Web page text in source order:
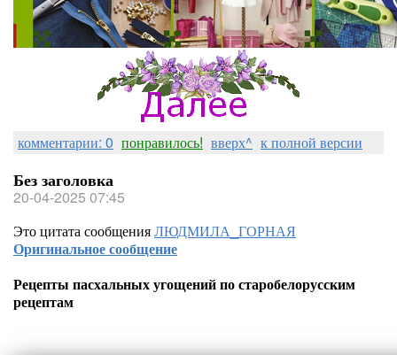
комментарии: 0 понравилось! вверх^ к полной версии
Без заголовка
20-04-2025 07:45
Это цитата сообщенияЛЮДМИЛА_ГОРНАЯ
Оригинальное сообщение
Рецепты пасхальных угощений по старобелорусским
рецептам